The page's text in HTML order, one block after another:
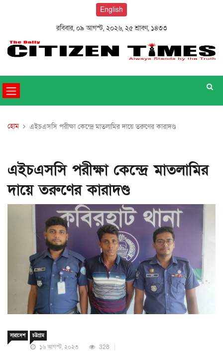
English
রবিবার, ০৯ আগস্ট, ২০২৬, ২৫ শ্রাবণ, ১৪৩৩
হোম এইচএসসি পরীক্ষা কেন্দ্রে মাতলামির দায়ে তরুণের কারাদণ্ড
এইচএসসি পরীক্ষা কেন্দ্রে মাতলামির
দায়ে তরুণের কারাদণ্ড
সারাদেশ চট্টগ্রাম
১৬ আগস্ট, ২০২৩ 328